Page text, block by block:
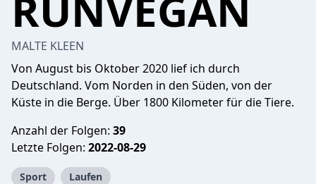
MALTE KLEEN
Von August bis Oktober 2020 lief ich durch
Deutschland. Vom Norden in den Süden, von der
Küste in die Berge. Über 1800 Kilometer für die Tiere.
Anzahl der Folgen: 39
Letzte Folgen: 2022-08-29
Sport Laufen